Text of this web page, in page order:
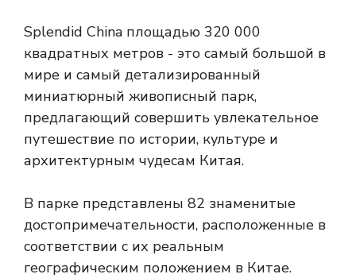
Splendid China площадью 320 000
квадратных метров - это самый большой в
мире и самый детализированный
миниатюрный живописный парк,
предлагающий совершить увлекательное
путешествие по истории, культуре и
архитектурным чудесам Китая.
В парке представлены 82 знаменитые
достопримечательности, расположенные в
соответствии с их реальным
географическим положением в Китае.